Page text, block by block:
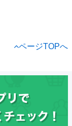
ページTOPへ